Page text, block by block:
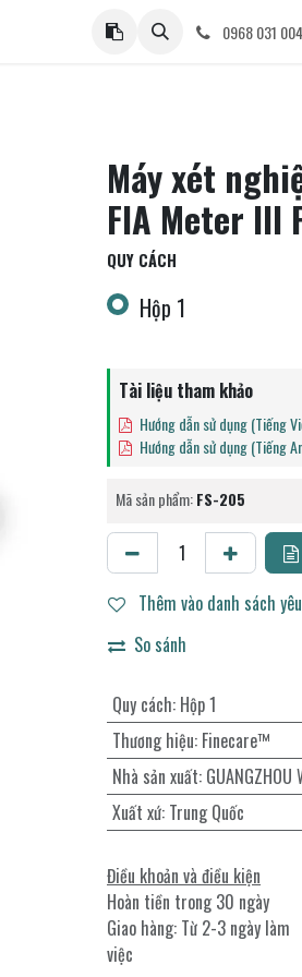
0968 031 004
Máy xét
FIA Meter III
QUY CÁCH
Hộp 1
Tài liệu tham khảo
Hướng dẫn sử dụng (Tiếng
Hướng dẫn sử dụng (Tiếng
Mã sản phẩm:FS-205
Thêm vào danh sách
So sánh
Quy cách: Hộp 1
Thương hiệu: Finecare™
Nhà sản xuất: GUANGZHOU
Xuất xứ: Trung Quốc
Điều khoản và điều kiện
Hoàn tiền trong 30 ngày
Giao hàng: Từ 2-3 ngày làm
việc